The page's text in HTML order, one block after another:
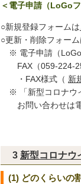
＜電子申請（LoGo
○新規登録フォームは
○更新・削除フォーム
※ 電子申請（LoGo
FAX（059-224-
・FAX様式（ 新
※ 「新型コロナウ
お問い合わせは電
3 新型コロナウ
(1) どのくらいの